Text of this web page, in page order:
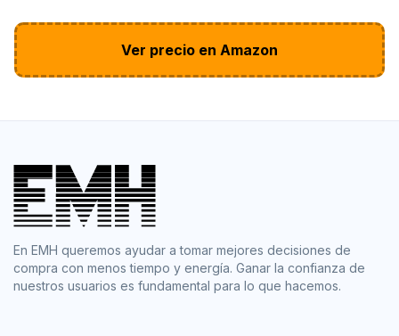
Ver precio en Amazon
En EMH queremos ayudar a tomar mejores decisiones de
compra con menos tiempo y energía. Ganar la confianza de
nuestros usuarios es fundamental para lo que hacemos.